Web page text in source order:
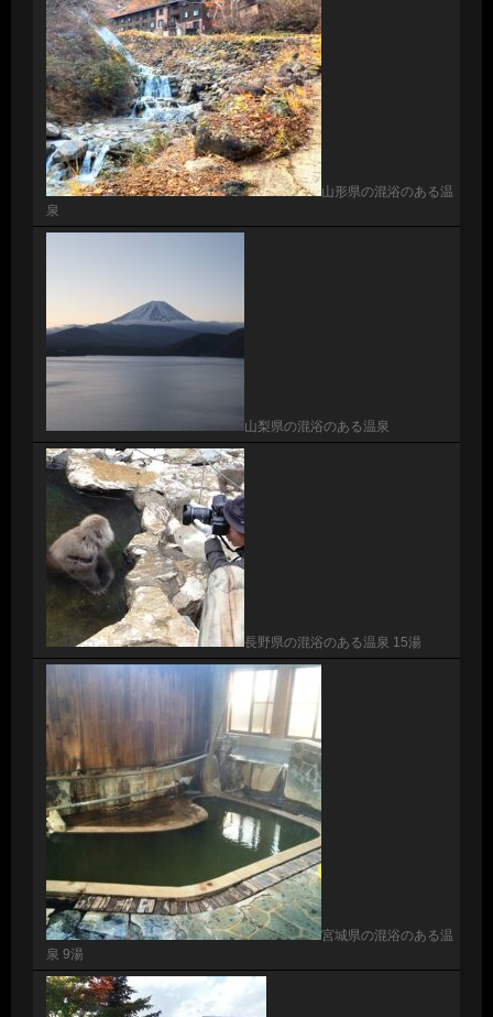
山形県の混浴のある温
泉
山梨県の混浴のある温泉
長野県の混浴のある温泉 15湯
宮城県の混浴のある温
泉 9湯